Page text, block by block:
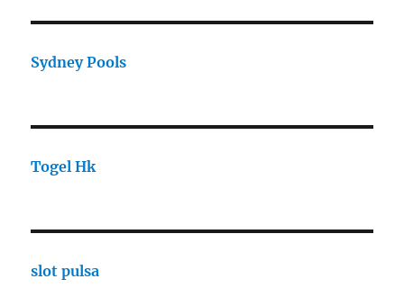
Sydney Pools
Togel Hk
slot pulsa